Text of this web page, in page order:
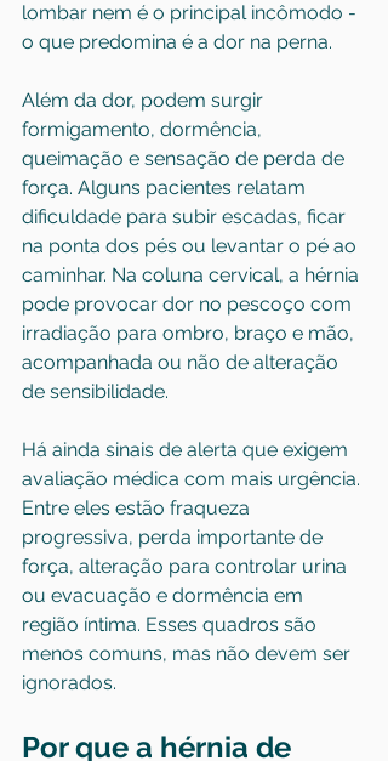
lombar nem é o principal incômodo -
o que predomina é a dor na perna.
Além da dor, podem surgir
formigamento, dormência,
queimação e sensação de perda de
força. Alguns pacientes relatam
dificuldade para subir escadas, ficar
na ponta dos pés ou levantar o pé ao
caminhar. Na coluna cervical, a hérnia
pode provocar dor no pescoço com
irradiação para ombro, braço e mão,
acompanhada ou não de alteração
de sensibilidade.
Há ainda sinais de alerta que exigem
avaliação médica com mais urgência.
Entre eles estão fraqueza
progressiva, perda importante de
força, alteração para controlar urina
ou evacuação e dormência em
região íntima. Esses quadros são
menos comuns, mas não devem ser
ignorados.
Por que a hérnia de